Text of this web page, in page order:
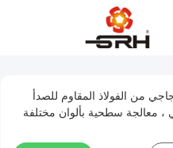
من الفولاذ المقاوم للصدأ
، معالجة سطحية بألوان مختلفة